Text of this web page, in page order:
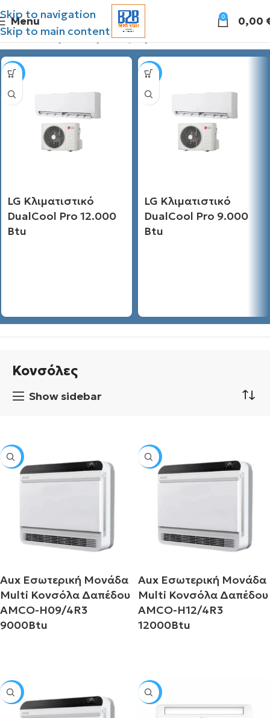
Skip to navigation
Skip to main content
Menu 0 0,00
Διάθεσιμες προσφορές
SALE
LG Κλιματιστικό
DualCool Pro 12.000
Btu
SALE
LG Κλιματιστικό
DualCool Pro 9.000
Btu
Κονσόλες
Show sidebar
SALE
Aux Εσωτερική Μονάδα
Multi Κονσόλα Δαπέδου
AMCO-H09/4R3
9000Btu
SALE
Aux Εσωτερική Μονάδα
Multi Κονσόλα Δαπέδου
AMCO-H12/4R3
12000Btu
SALE SALE